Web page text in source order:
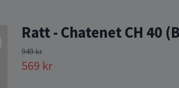
Ratt - Chatenet CH 40
949 kr
569 kr